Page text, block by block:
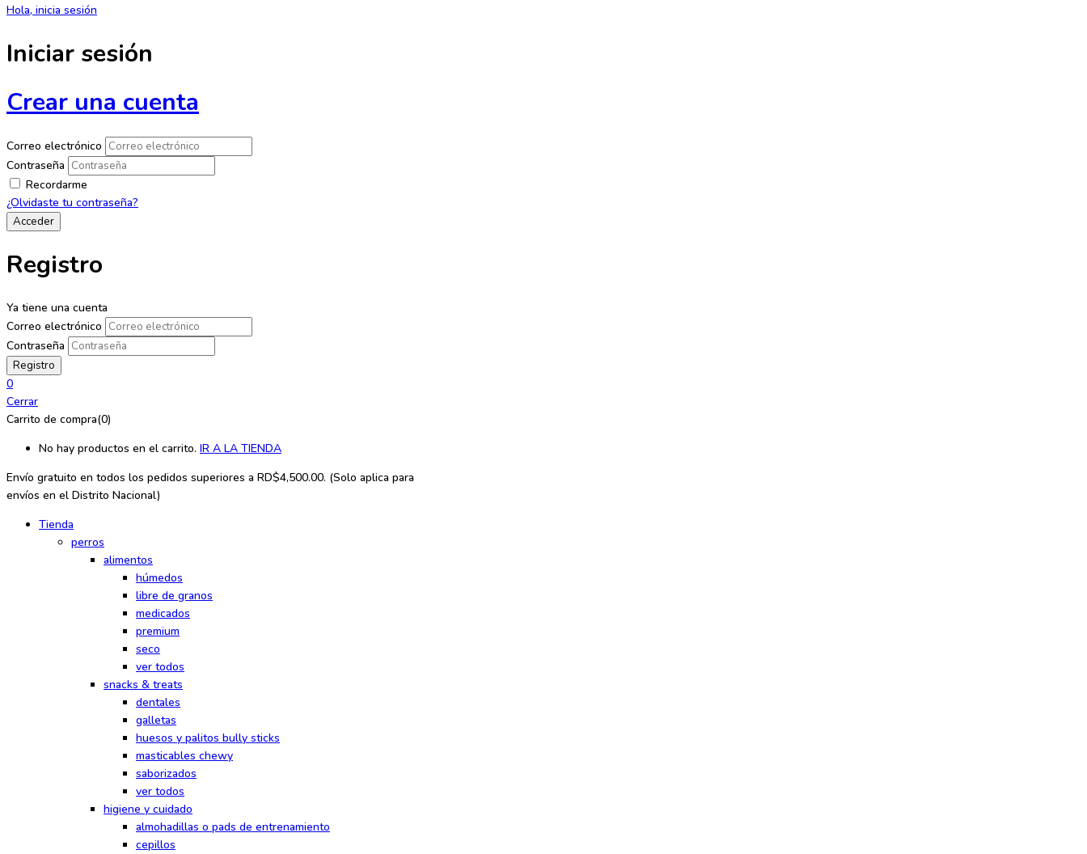
Hola, inicia sesión
Iniciar sesión
Crear una cuenta
Correo electrónico
Contraseña
Recordarme
¿Olvidaste tu contraseña?
Registro
Ya tiene una cuenta
Correo electrónico
Contraseña
0
Cerrar
Carrito de compra(0)
No hay productos en el carrito. IR A LA TIENDA
Envío gratuito en todos los pedidos superiores a RD$4,500.00. (Solo aplica para
envíos en el Distrito Nacional)
Tienda
perros
alimentos
húmedos
libre de granos
medicados
premium
seco
ver todos
snacks & treats
dentales
galletas
huesos y palitos bully sticks
masticables chewy
saborizados
ver todos
higiene y cuidado
almohadillas o pads de entrenamiento
cepillos